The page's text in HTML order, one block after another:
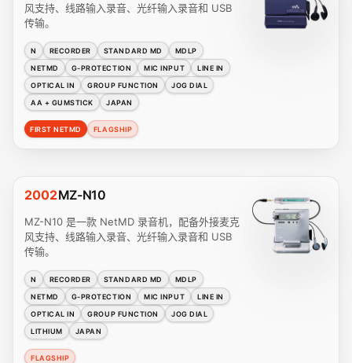
风支持、线路输入录音、光纤输入录音和 USB
传输。
N RECORDER STANDARD MD
MDLP
NETMD
G-PROTECTION MIC INPUT
LINE IN
OPTICAL IN
GROUP FUNCTION
JOG DIAL
AA + GUMSTICK
JAPAN
FIRST NETMD FLAGSHIP
2002MZ-N10
MZ-N10 是一款 NetMD 录音机，配备外接麦克
风支持、线路输入录音、光纤输入录音和 USB
传输。
N RECORDER STANDARD MD
MDLP
NETMD
G-PROTECTION MIC INPUT
LINE IN
OPTICAL IN
GROUP FUNCTION
JOG DIAL
LITHIUM
JAPAN
FLAGSHIP